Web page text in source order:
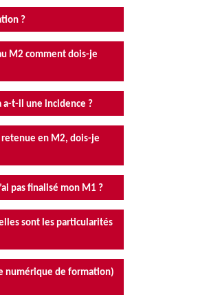
?
M2 comment dois-je
a-t-il une incidence ?
en M2, dois-je
pas finalisé mon M1 ?
sont les particularités
numérique de formation)